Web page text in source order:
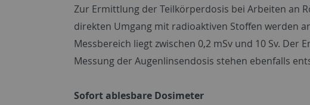
Zur Ermittlung der Teilkörperdosis bei Arbeiten an
direkten Umgang mit radioaktiven Stoffen werden
Messbereich liegt zwischen 0,2 mSv und 10 Sv. Der
Messung der Augenlinsendosis stehen ebenfalls
Sofort ablesbare Dosimeter